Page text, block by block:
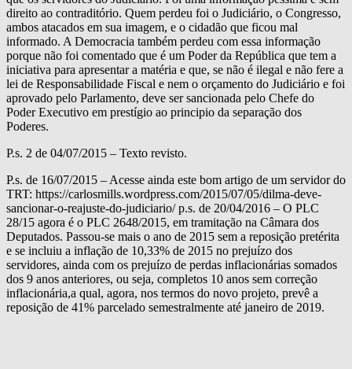
direito ao contraditório. Quem perdeu foi o Judiciário, o Congresso,
ambos atacados em sua imagem, e o cidadão que ficou mal
informado. A Democracia também perdeu com essa informação
porque não foi comentado que é um Poder da República que tem a
iniciativa para apresentar a matéria e que, se não é ilegal e não fere a
lei de Responsabilidade Fiscal e nem o orçamento do Judiciário e foi
aprovado pelo Parlamento, deve ser sancionada pelo Chefe do
Poder Executivo em prestígio ao principio da separação dos
Poderes.
P.s. 2 de 04/07/2015 – Texto revisto.
P.s. de 16/07/2015 – Acesse ainda este bom artigo de um servidor do
TRT: https://carlosmills.wordpress.com/2015/07/05/dilma-deve-
sancionar-o-reajuste-do-judiciario/ p.s. de 20/04/2016 – O PLC
28/15 agora é o PLC 2648/2015, em tramitação na Câmara dos
Deputados. Passou-se mais o ano de 2015 sem a reposição pretérita
e se incluiu a inflação de 10,33% de 2015 no prejuízo dos
servidores, ainda com os prejuízo de perdas inflacionárias somados
dos 9 anos anteriores, ou seja, completos 10 anos sem correção
inflacionária,a qual, agora, nos termos do novo projeto, prevê a
reposição de 41% parcelado semestralmente até janeiro de 2019.